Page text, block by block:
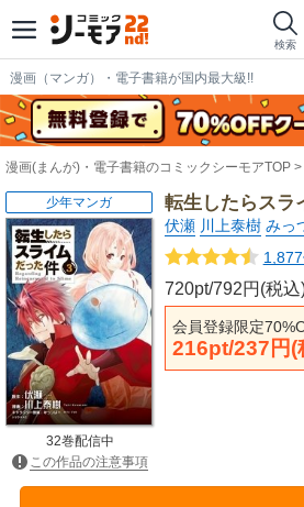
検索
漫画（マンガ）・電子書籍が国内最大級!!
漫画(まんが)・電子書籍のコミックシーモアTOP
転生したらスラ
伏瀬 川上泰樹 みっ
720pt/792円(税込
会員登録限定
216pt/237円(
少年マンガ
32巻配信中
この作品の注意事項